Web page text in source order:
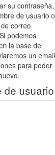
su contraseña,
de usuario o
correo
podemos
la base de
un email
para poder
de usuario